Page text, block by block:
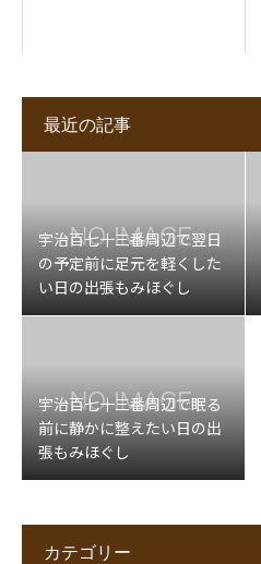
最近の記事
宇治百七十三番周辺で翌日
の予定前に足元を軽くした
い日の出張もみほぐし
宇治百七十三番周辺で眠る
前に静かに整えたい日の出
張もみほぐし
カテゴリー